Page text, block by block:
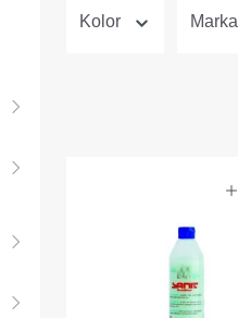
Kolor Marka